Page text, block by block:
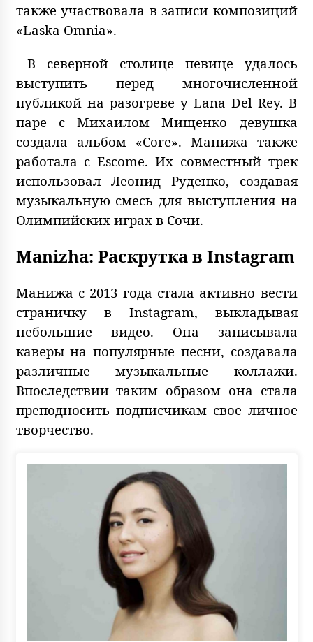
также участвовала в записи композиций
«Laska Omnia».
В северной столице певице удалось
выступить перед многочисленной
публикой на разогреве у Lana Del Rey. В
паре с Михаилом Мищенко девушка
создала альбом «Core». Манижа также
работала с Escome. Их совместный трек
использовал Леонид Руденко, создавая
музыкальную смесь для выступления на
Олимпийских играх в Сочи.
Manizha: Раскрутка в Instagram
Манижа с 2013 года стала активно вести
страничку в Instagram, выкладывая
небольшие видео. Она записывала
каверы на популярные песни, создавала
различные музыкальные коллажи.
Впоследствии таким образом она стала
преподносить подписчикам свое личное
творчество.